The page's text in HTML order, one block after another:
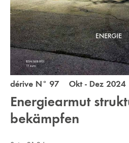
dérive N° 97 Okt - Dez 2024
Energiearmut
bekämpfen